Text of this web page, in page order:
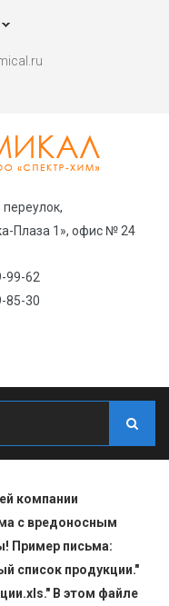
Плаза 1», офис № 24
99-62
85-30
компании
с вредоносным
Пример письма:
список продукции."
В этом файле